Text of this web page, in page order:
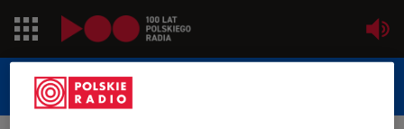
Jedynka
STUDIO REPORTAŻU
POLSKIEGO RADIA